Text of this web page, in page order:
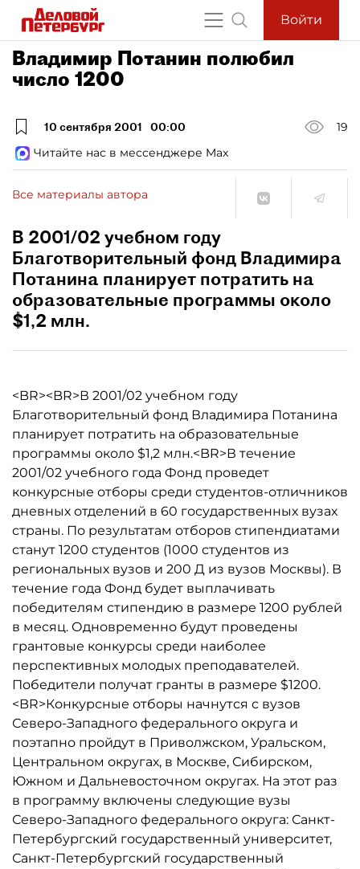
Войти
Владимир Потанин полюбил
число 1200
10 сентября 2001 00:00
19
Читайте нас в мессенджере Max
Все материалы автора
В 2001/02 учебном году
Благотворительный фонд Владимира
Потанина планирует потратить на
образовательные программы около
$1,2 млн.
<BR><BR>В 2001/02 учебном году
Благотворительный фонд Владимира Потанина
планирует потратить на образовательные
программы около $1,2 млн.<BR>В течение
2001/02 учебного года Фонд проведет
конкурсные отборы среди студентов-отличников
дневных отделений в 60 государственных вузах
страны. По результатам отборов стипендиатами
станут 1200 студентов (1000 студентов из
региональных вузов и 200 Д из вузов Москвы). В
течение года Фонд будет выплачивать
победителям стипендию в размере 1200 рублей
в месяц. Одновременно будут проведены
грантовые конкурсы среди наиболее
перспективных молодых преподавателей.
Победители получат гранты в размере $1200.
<BR>Конкурсные отборы начнутся с вузов
Северо-Западного федерального округа и
поэтапно пройдут в Приволжском, Уральском,
Центральном округах, в Москве, Сибирском,
Южном и Дальневосточном округах. На этот раз
в программу включены следующие вузы
Северо-Западного федерального округа: Санкт-
Петербургский государственный университет,
Санкт-Петербургский государственный